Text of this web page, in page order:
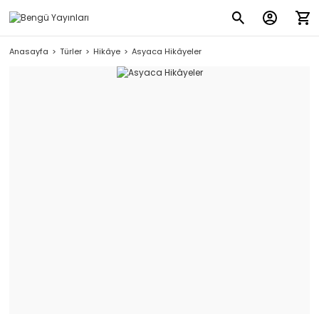
Anasayfa Türler Hikâye Asyaca Hikâyeler